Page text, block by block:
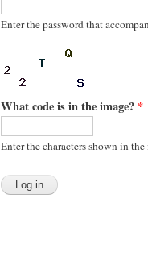
Enter the password that
What code is in the image? *
Enter the characters shown in the